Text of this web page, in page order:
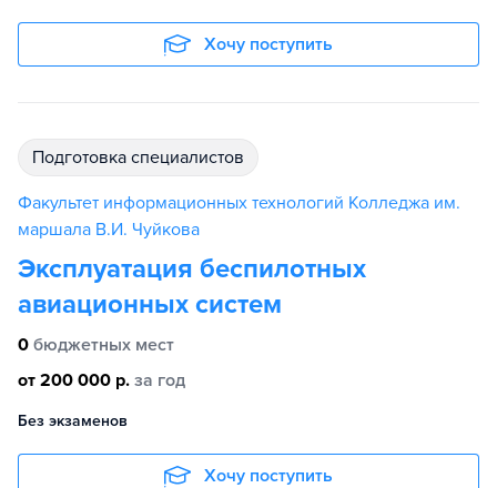
Хочу поступить
подготовка специалистов
Факультет информационных технологий Колледжа им.
маршала В.И. Чуйкова
Эксплуатация беспилотных
авиационных систем
0 бюджетных мест
от 200 000 р. за год
Без экзаменов
Хочу поступить